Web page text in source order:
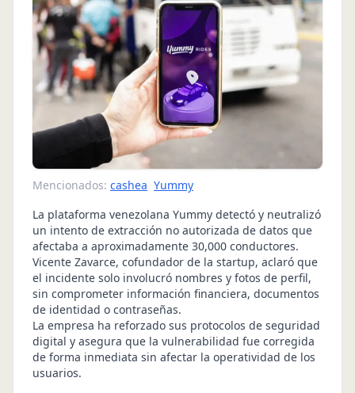
Mencionados: cashea Yummy
La plataforma venezolana Yummy detectó y neutralizó
un intento de extracción no autorizada de datos que
afectaba a aproximadamente 30,000 conductores.
Vicente Zavarce, cofundador de la startup, aclaró que
el incidente solo involucró nombres y fotos de perfil,
sin comprometer información financiera, documentos
de identidad o contraseñas.
La empresa ha reforzado sus protocolos de seguridad
digital y asegura que la vulnerabilidad fue corregida
de forma inmediata sin afectar la operatividad de los
usuarios.